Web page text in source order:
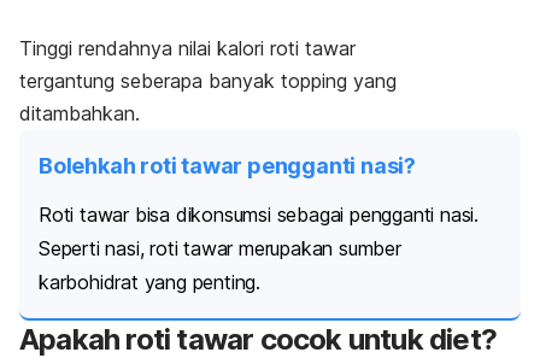
Tinggi rendahnya nilai kalori roti tawar
tergantung seberapa banyak topping yang
ditambahkan.
Bolehkah roti tawar pengganti nasi?
Roti tawar bisa dikonsumsi sebagai pengganti nasi.
Seperti nasi, roti tawar merupakan sumber
karbohidrat yang penting.
Apakah roti tawar cocok untuk diet?